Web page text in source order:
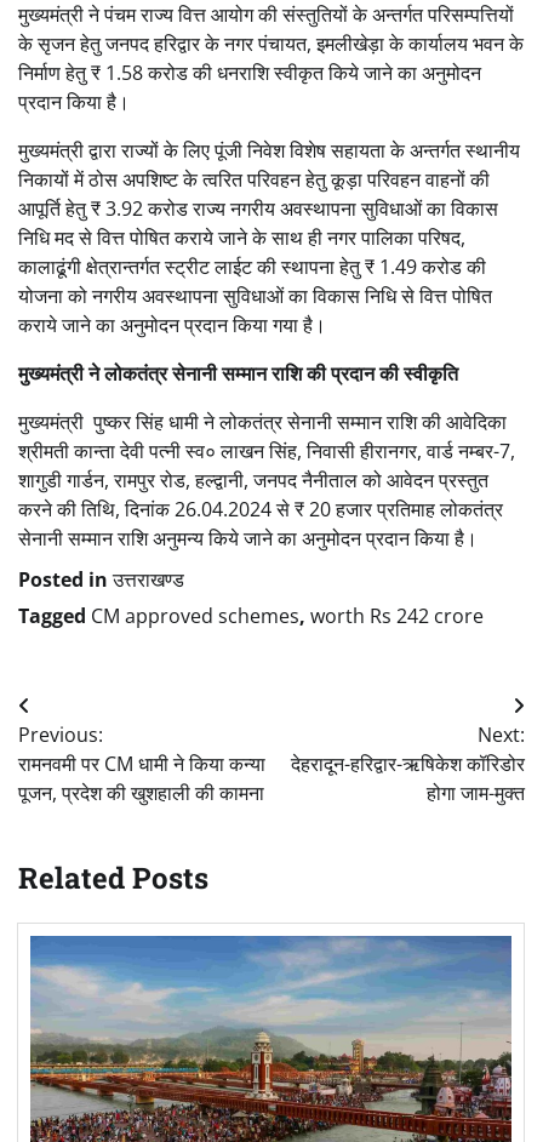
मुख्यमंत्री ने पंचम राज्य वित्त आयोग की संस्तुतियों के अन्तर्गत परिसम्पत्तियों
के सृजन हेतु जनपद हरिद्वार के नगर पंचायत, इमलीखेड़ा के कार्यालय भवन के
निर्माण हेतु ₹ 1.58 करोड की धनराशि स्वीकृत किये जाने का अनुमोदन
प्रदान किया है।
मुख्यमंत्री द्वारा राज्यों के लिए पूंजी निवेश विशेष सहायता के अन्तर्गत स्थानीय
निकायों में ठोस अपशिष्ट के त्वरित परिवहन हेतु कूड़ा परिवहन वाहनों की
आपूर्ति हेतु ₹ 3.92 करोड राज्य नगरीय अवस्थापना सुविधाओं का विकास
निधि मद से वित्त पोषित कराये जाने के साथ ही नगर पालिका परिषद,
कालाढूंगी क्षेत्रान्तर्गत स्ट्रीट लाईट की स्थापना हेतु ₹ 1.49 करोड की
योजना को नगरीय अवस्थापना सुविधाओं का विकास निधि से वित्त पोषित
कराये जाने का अनुमोदन प्रदान किया गया है।
मुख्यमंत्री ने लोकतंत्र सेनानी सम्मान राशि की प्रदान की स्वीकृति
मुख्यमंत्री पुष्कर सिंह धामी ने लोकतंत्र सेनानी सम्मान राशि की आवेदिका
श्रीमती कान्ता देवी पत्नी स्व० लाखन सिंह, निवासी हीरानगर, वार्ड नम्बर-7,
शागुडी गार्डन, रामपुर रोड, हल्द्वानी, जनपद नैनीताल को आवेदन प्रस्तुत
करने की तिथि, दिनांक 26.04.2024 से ₹ 20 हजार प्रतिमाह लोकतंत्र
सेनानी सम्मान राशि अनुमन्य किये जाने का अनुमोदन प्रदान किया है।
Posted inउत्तराखण्ड
Tagged CM approved schemes, worth Rs 242 crore
Post
navigation
Previous:
रामनवमी पर CM धामी ने किया कन्या
पूजन, प्रदेश की खुशहाली की कामना
Next:
देहरादून-हरिद्वार-ऋषिकेश कॉरिडोर
होगा जाम-मुक्त
Related Posts